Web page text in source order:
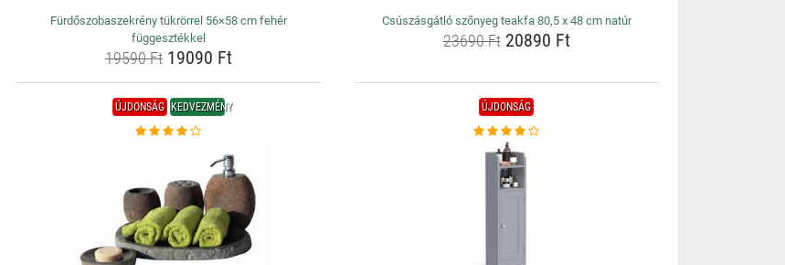
Fürdőszobaszekrény tükrörrel 56×58 cm fehér
függesztékkel
19590 Ft19090 Ft
Csúszásgátló szőnyeg teakfa 80,5 x 48 cm natúr
23690 Ft20890 Ft
ÚJDONSÁG KEDVEZMÉNY ÚJDONSÁG